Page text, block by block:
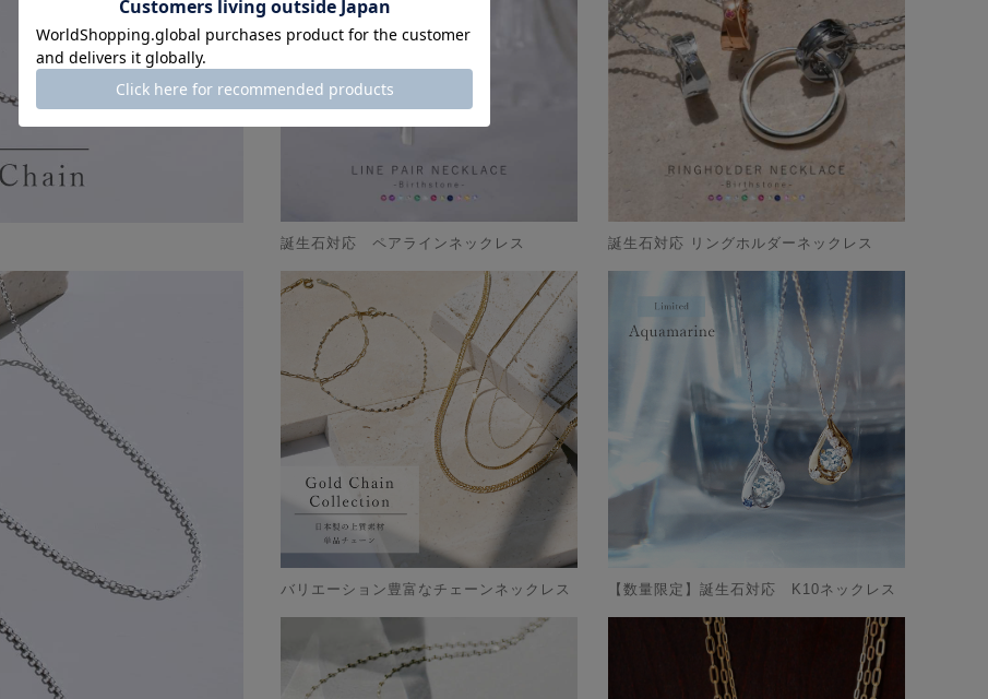
誕生石対応 ペアラインネックレス 誕生石対応 リングホルダーネックレス
バリエーション豊富なチェーンネックレス 【数量限定】誕生石対応 K10ネックレス